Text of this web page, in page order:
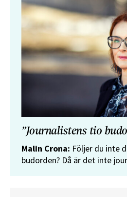
”Journalistens tio
Malin Crona: Följer du inte
budorden? Då är det inte